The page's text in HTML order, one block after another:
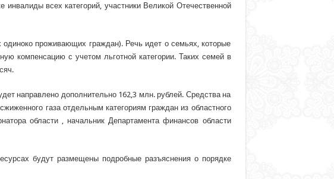
всех категорий, участники Великой Отечественной
проживающих граждан). Речь идет о семьях, которые
компенсацию с учетом льготной категории. Таких семей в
направлено дополнительно 162,3 млн. рублей. Средства на
газа отдельным категориям граждан из областного
области , начальник Департамента финансов области
будут размещены подробные разъяснения о порядке